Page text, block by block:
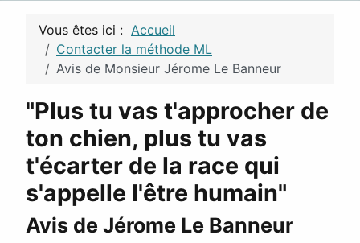
Vous êtes ici : Accueil
Contacter la méthode ML
Avis de Monsieur Jérome Le Banneur
"Plus tu vas t'approcher de
ton chien, plus tu vas
t'écarter de la race qui
s'appelle l'être humain"
Avis de Jérome Le Banneur